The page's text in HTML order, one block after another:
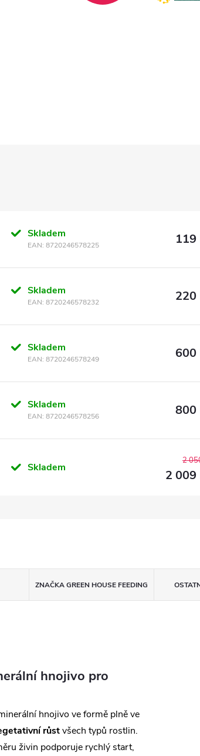
Skladem
EAN: 8720246578225 119
Skladem
EAN: 8720246578232 220
Skladem
EAN: 8720246578249 600
Skladem
EAN: 8720246578256 800
Skladem
2
2 009
ZNAČKAGREEN HOUSE FEEDING
hnojivo pro
hnojivo ve formě plně ve
růstvšech typů rostlin.
živin podporuje rychlý start,